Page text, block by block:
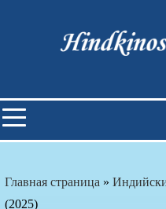
Индийские
Главная страница »
(2025)